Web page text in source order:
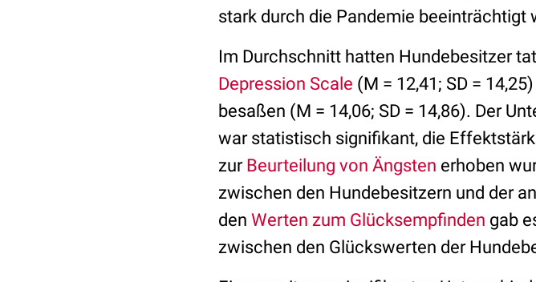
stark durch die Pandemie beeinträchtigt
Im Durchschnitt hatten Hundebesitzer
Depression Scale (M = 12,41; SD =
besaßen (M = 14,06; SD = 14,86). Der
war statistisch signifikant, die
zur Beurteilung von Ängsten erhoben
zwischen den Hundebesitzern und der
den Werten zum Glücksempfinden gab
zwischen den Glückswerten der